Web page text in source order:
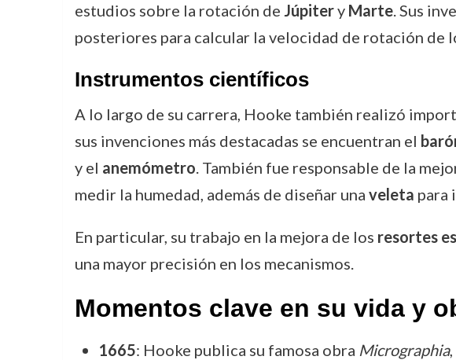
estudios sobre la rotación de Júpitery Marte. Sus
posteriores para calcular la velocidad de rotación de
Instrumentos científicos
A lo largo de su carrera, Hooke también realizó
sus invenciones más destacadas se encuentran el
y el anemómetro. También fue responsable de la
medir la humedad, además de diseñar una veleta para
En particular, su trabajo en la mejora de los resortes
una mayor precisión en los mecanismos.
Momentos clave en su vida y
1665: Hooke publica su famosa obra Micrographia